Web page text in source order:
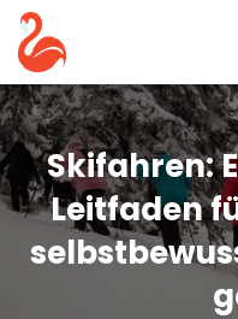
Skifahren:
Leitfaden